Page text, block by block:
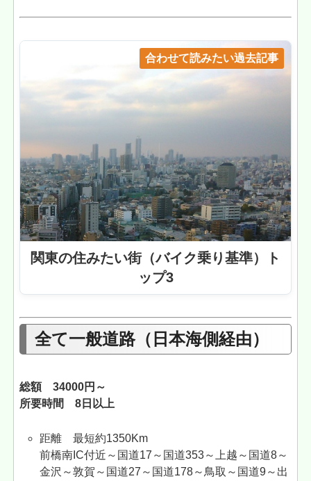
合わせて読みたい過去記事
関東の住みたい街（バイク乗り基準）ト
ップ3
全て一般道路（日本海側経由）
総額 34000円～
所要時間 8日以上
距離 最短約1350Km
前橋南IC付近～国道17～国道353～上越～国道8～
金沢～敦賀～国道27～国道178～鳥取～国道9～出